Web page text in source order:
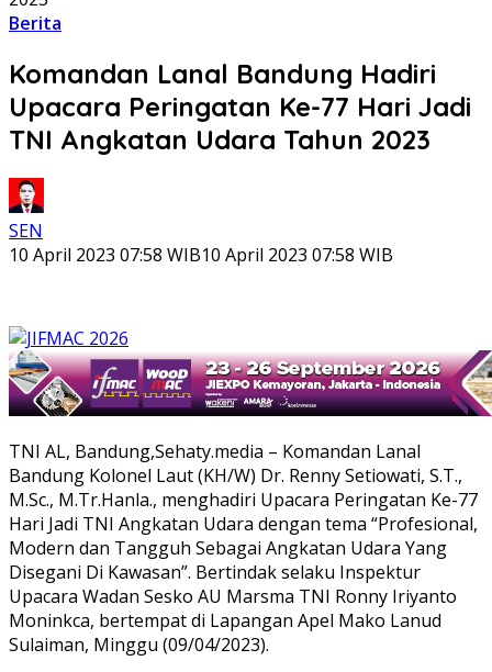
Berita
Komandan Lanal Bandung Hadiri
Upacara Peringatan Ke-77 Hari Jadi
TNI Angkatan Udara Tahun 2023
SEN
10 April 2023 07:58 WIB10 April 2023 07:58 WIB
TNI AL, Bandung,Sehaty.media – Komandan Lanal
Bandung Kolonel Laut (KH/W) Dr. Renny Setiowati, S.T.,
M.Sc., M.Tr.Hanla., menghadiri Upacara Peringatan Ke-77
Hari Jadi TNI Angkatan Udara dengan tema “Profesional,
Modern dan Tangguh Sebagai Angkatan Udara Yang
Disegani Di Kawasan”. Bertindak selaku Inspektur
Upacara Wadan Sesko AU Marsma TNI Ronny Iriyanto
Moninkca, bertempat di Lapangan Apel Mako Lanud
Sulaiman, Minggu (09/04/2023).